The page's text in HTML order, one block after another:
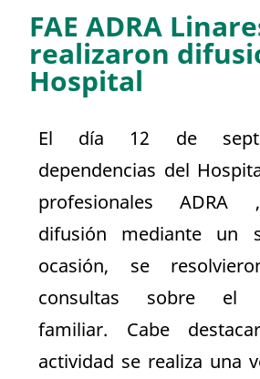
FAE ADRA
realizaron
Hospital
El día 12 de
dependencias del
profesionales ADRA
difusión mediante un
ocasión, se
consultas sobre el
familiar. Cabe
actividad se realiza una